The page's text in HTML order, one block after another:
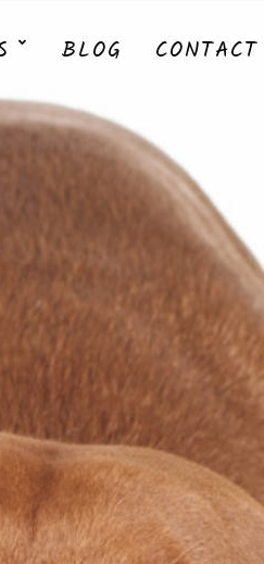
BLOG CONTACT